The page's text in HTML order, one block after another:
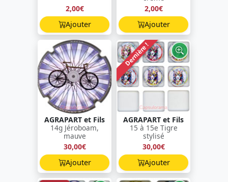
2,00€
Ajouter
2,00€
Ajouter
AGRAPART et Fils
14g Jéroboam,
mauve
30,00€
Ajouter
Dernière !
AGRAPART et Fils
15 à 15e Tigre
stylisé
30,00€
Ajouter